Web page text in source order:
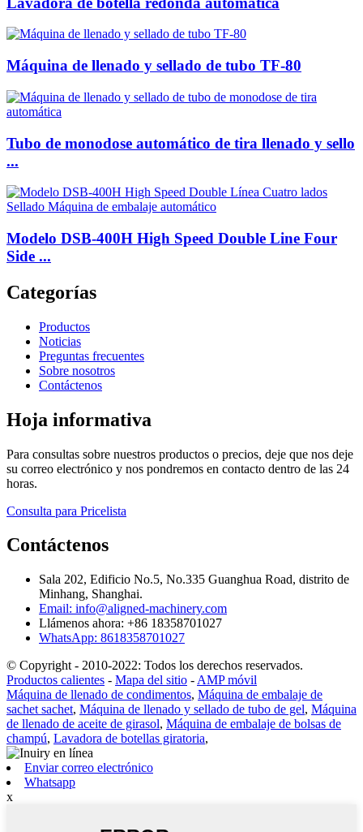
Máquina de llenado y sellado de tubo TF-80
Tubo de monodose automático de tira llenado y sello
...
Modelo DSB-400H High Speed ​​Double Line Four
Side ...
Categorías
Productos
Noticias
Preguntas frecuentes
Sobre nosotros
Contáctenos
Hoja informativa
Para consultas sobre nuestros productos o precios, deje que nos deje
su correo electrónico y nos pondremos en contacto dentro de las 24
horas.
Consulta para Pricelista
Contáctenos
Sala 202, Edificio No.5, No.335 Guanghua Road, distrito de
Minhang, Shanghai.
Email: info@aligned-machinery.com
Llámenos ahora: +86 18358701027
WhatsApp: 8618358701027
© Copyright - 2010-2022: Todos los derechos reservados.
Productos calientes - Mapa del sitio - AMP móvil
Máquina de llenado de condimentos, Máquina de embalaje de
sachet sachet, Máquina de llenado y sellado de tubo de gel, Máquina
de llenado de aceite de girasol, Máquina de embalaje de bolsas de
champú, Lavadora de botellas giratoria,
Enviar correo electrónico
Whatsapp
x